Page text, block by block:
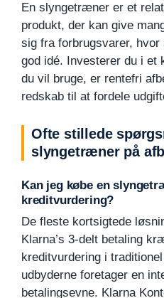
En slyngetræner er et
produkt, der kan give
sig fra forbrugsvarer,
god idé. Investerer du i et
du vil bruge, er rentefri
redskab til at fordele
Ofte stillede
slyngetræner på
Kan jeg købe en
kreditvurdering?
De fleste kortsigtede
Klarna’s 3-delt betaling
kreditvurdering i
udbyderne foretager en
betalingsevne. Klarna